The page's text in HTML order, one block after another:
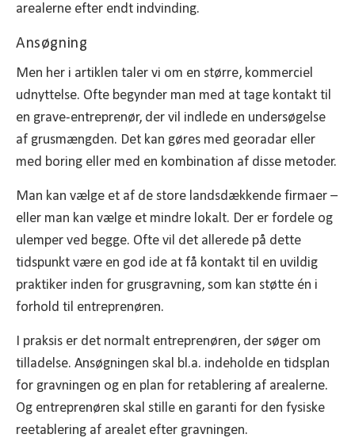
arealerne efter endt indvinding.
Ansøgning
Men her i artiklen taler vi om en større, kommerciel
udnyttelse. Ofte begynder man med at tage kontakt til
en grave-entreprenør, der vil indlede en undersøgelse
af grusmængden. Det kan gøres med georadar eller
med boring eller med en kombination af disse metoder.
Man kan vælge et af de store landsdækkende firmaer –
eller man kan vælge et mindre lokalt. Der er fordele og
ulemper ved begge. Ofte vil det allerede på dette
tidspunkt være en god ide at få kontakt til en uvildig
praktiker inden for grusgravning, som kan støtte én i
forhold til entreprenøren.
I praksis er det normalt entreprenøren, der søger om
tilladelse. Ansøgningen skal bl.a. indeholde en tidsplan
for gravningen og en plan for retablering af arealerne.
Og entreprenøren skal stille en garanti for den fysiske
reetablering af arealet efter gravningen.